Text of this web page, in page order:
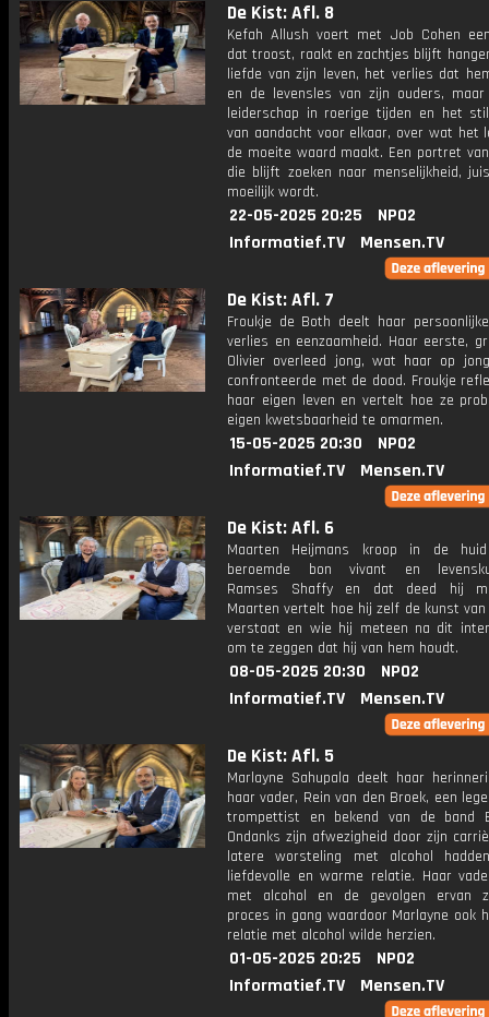
De Kist: Afl. 8
Kefah Allush voert met Job Cohen
dat troost, raakt en zachtjes blijft
liefde van zijn leven, het verlies dat
en de levensles van zijn ouders,
leiderschap in roerige tijden en het
van aandacht voor elkaar, over wat het
de moeite waard maakt. Een portret
die blijft zoeken naar menselijkheid,
moeilijk wordt.
22-05-2025 20:25
NPO2
Informatief.TV
Mensen.TV
De Kist: Afl. 7
Froukje de Both deelt haar
verlies en eenzaamheid. Haar eerste,
Olivier overleed jong, wat haar op
confronteerde met de dood. Froukje
haar eigen leven en vertelt hoe ze
eigen kwetsbaarheid te omarmen.
15-05-2025 20:30
NPO2
Informatief.TV
Mensen.TV
De Kist: Afl. 6
Maarten Heijmans kroop in de
beroemde bon vivant en
Ramses Shaffy en dat deed hij
Maarten vertelt hoe hij zelf de kunst
verstaat en wie hij meteen na dit
om te zeggen dat hij van hem houdt.
08-05-2025 20:30
NPO2
Informatief.TV
Mensen.TV
De Kist: Afl. 5
Marlayne Sahupala deelt haar
haar vader, Rein van den Broek, een
trompettist en bekend van de band
Ondanks zijn afwezigheid door zijn
latere worsteling met alcohol
liefdevolle en warme relatie. Haar
met alcohol en de gevolgen ervan
proces in gang waardoor Marlayne ook
relatie met alcohol wilde herzien.
01-05-2025 20:25
NPO2
Informatief.TV
Mensen.TV